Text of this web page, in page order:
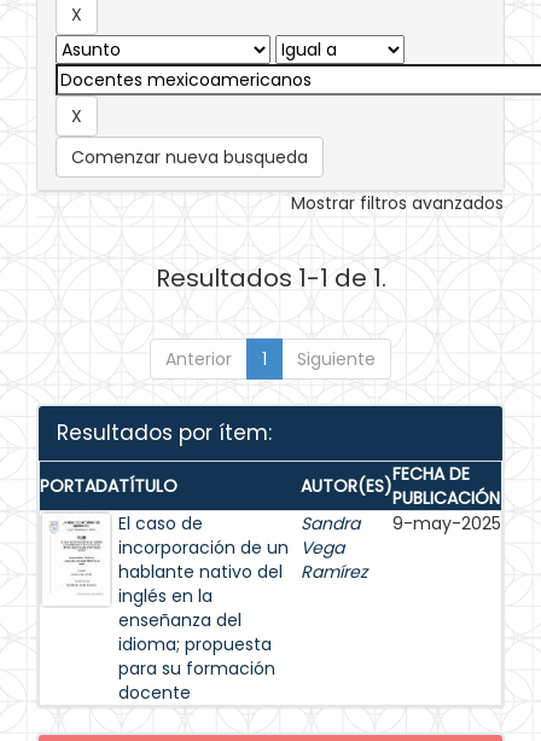
Comenzar nueva busqueda
Mostrar filtros avanzados
Resultados 1-1 de 1.
Anterior 1 Siguiente
Resultados por ítem:
PORTADATÍTULO AUTOR(ES)FECHA DE
PUBLICACIÓN
El caso de
incorporación de un
hablante nativo del
inglés en la
enseñanza del
idioma; propuesta
para su formación
docente
Sandra
Vega
Ramírez
9-may-2025